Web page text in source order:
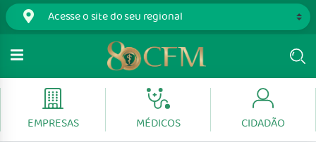
EMPRESAS MÉDICOS CIDADÃO